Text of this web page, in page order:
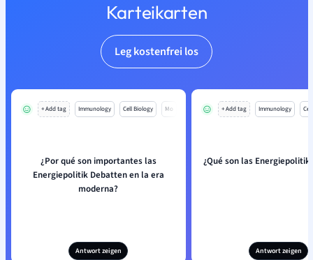
Karteikarten
Leg kostenfrei los
+ Add tag Immunology Cell Biology Mo
¿Por qué son importantes las
Energiepolitik Debatten en la era
moderna?
Antwort zeigen
+ Add tag Immunology
¿Qué son las
Antwort zeigen